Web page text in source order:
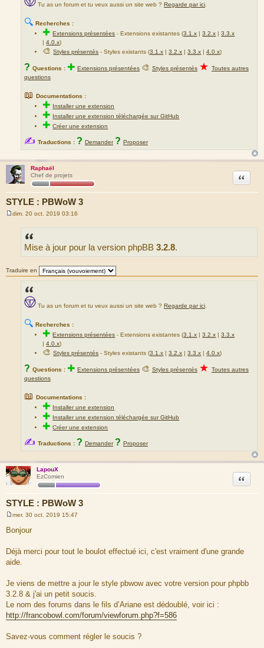
Tu as un forum et tu veux aussi un site web ? Regarde par ici.
🔍 Recherches :
✚Extensions présentées -Extensions existantes (3.1.x |3.2.x |3.3.x
|4.0.x)
🎨Styles présentés - Styles existants (3.1.x |3.2.x |3.3.x |4.0.x)
? Questions : ✚ Extensions présentées 🎨 Styles présentés ★ Toutes autres
questions
📖 Documentations :
✚ Installer une extension
✚ Installer une extension téléchargée sur GitHub
✚Créer une extension
✍ Traductions : ? Demander ? Proposer
Raphaël
Chef de projets
STYLE : PBWoW 3
Citation
dim. 20 oct. 2019 03:16
Mise à jour pour la version phpBB 3.2.8.
Traduire en
Tu as un forum et tu veux aussi un site web ? Regarde par ici.
🔍 Recherches :
✚Extensions présentées -Extensions existantes (3.1.x |3.2.x |3.3.x
|4.0.x)
🎨Styles présentés - Styles existants (3.1.x |3.2.x |3.3.x |4.0.x)
? Questions : ✚ Extensions présentées 🎨 Styles présentés ★ Toutes autres
questions
📖 Documentations :
✚ Installer une extension
✚ Installer une extension téléchargée sur GitHub
✚Créer une extension
✍ Traductions : ? Demander ? Proposer
LapouX
EzComien
STYLE : PBWoW 3
Citation
s
a
g
e
mer. 30 oct. 2019 15:47
Bonjour
Déjà merci pour tout le boulot effectué ici, c'est vraiment d'une grande
aide.
Je viens de mettre a jour le style pbwow avec votre version pour phpbb
3.2.8 & j'ai un petit soucis.
Le nom des forums dans le fils d’Ariane est dédoublé, voir ici :
http://francobowl.com/forum/viewforum.php?f=586
Savez-vous comment régler le soucis ?